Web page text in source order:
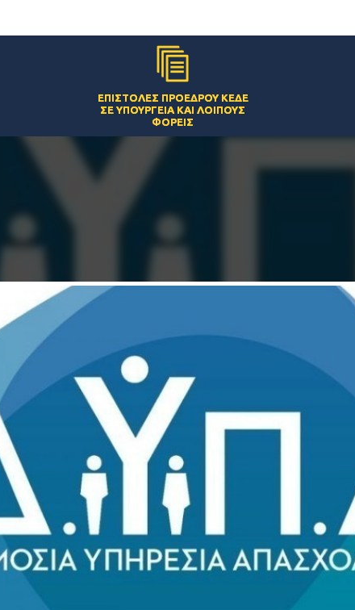
ΕΠΙΣΤΟΛΈΣ ΠΡΟΈΔΡΟΥ ΚΕΔΕ
ΣΕ ΥΠΟΥΡΓΕΊΑ ΚΑΙ ΛΟΙΠΟΎΣ
ΦΟΡΕΊΣ